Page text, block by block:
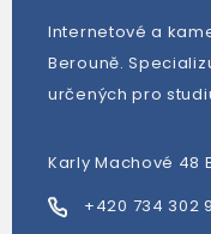
Internetové a
Berouně.
určených pro
Karly Machové 48
+420 734 302